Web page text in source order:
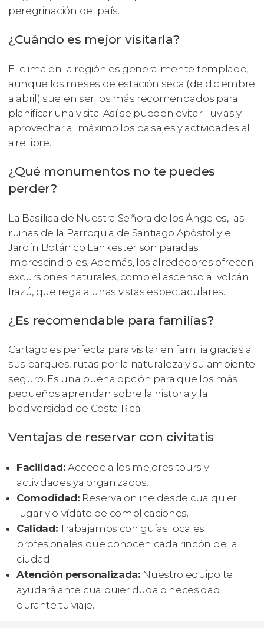
peregrinación del país.
¿Cuándo es mejor visitarla?
El clima en la región es generalmente templado,
aunque los meses de estación seca (de diciembre
a abril) suelen ser los más recomendados para
planificar una visita. Así se pueden evitar lluvias y
aprovechar al máximo los paisajes y actividades al
aire libre.
¿Qué monumentos no te puedes
perder?
La Basílica de Nuestra Señora de los Ángeles, las
ruinas de la Parroquia de Santiago Apóstol y el
Jardín Botánico Lankester son paradas
imprescindibles. Además, los alrededores ofrecen
excursiones naturales, como el ascenso al volcán
Irazú, que regala unas vistas espectaculares.
¿Es recomendable para familias?
Cartago es perfecta para visitar en familia gracias a
sus parques, rutas por la naturaleza y su ambiente
seguro. Es una buena opción para que los más
pequeños aprendan sobre la historia y la
biodiversidad de Costa Rica.
Ventajas de reservar con civitatis
Facilidad: Accede a los mejores tours y
actividades ya organizados.
Comodidad: Reserva online desde cualquier
lugar y olvídate de complicaciones.
Calidad:Trabajamos con guías locales
profesionales que conocen cada rincón de la
ciudad.
Atención personalizada: Nuestro equipo te
ayudará ante cualquier duda o necesidad
durante tu viaje.